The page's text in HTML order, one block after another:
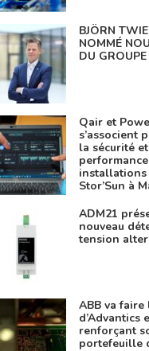
BJÖRN
NOMMÉ
DU
Qair et
s’associent
la sécurité
installations
Stor’Sun à
ADM21
nouveau
tension
ABB va faire
d’Advantics
renforçant
portefeuille